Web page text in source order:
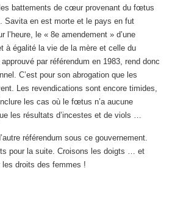
battements de cœur provenant du fœtus
Savita en est morte et le pays en fut
l’heure, le « 8e amendement » d’une
à égalité la vie de la mère et celle du
par référendum en 1983, rend donc
C’est pour son abrogation que les
Les revendications sont encore timides,
les cas où le fœtus n’a aucune
les résultats d’incestes et de viols …
référendum sous ce gouvernement.
pour la suite. Croisons les doigts … et
droits des femmes !